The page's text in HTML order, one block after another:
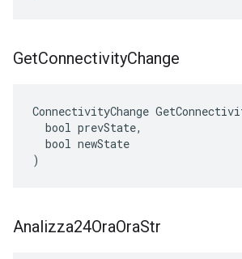
GetConnectivityChange
ConnectivityChange
  bool prevState,
  bool newState
)
Analizza24OraOraStr